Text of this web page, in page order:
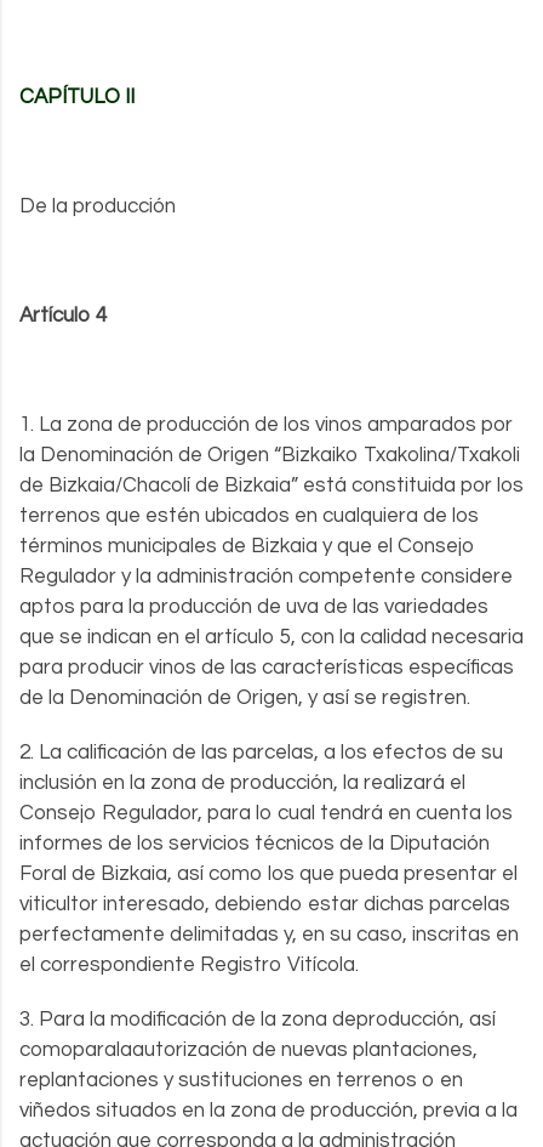
CAPÍTULO II
De la producción
Artículo 4
1. La zona de producción de los vinos amparados por
la Denominación de Origen “Bizkaiko Txakolina/Txakoli
de Bizkaia/Chacolí de Bizkaia” está constituida por los
terrenos que estén ubicados en cualquiera de los
términos municipales de Bizkaia y que el Consejo
Regulador y la administración competente considere
aptos para la producción de uva de las variedades
que se indican en el artículo 5, con la calidad necesaria
para producir vinos de las características específicas
de la Denominación de Origen, y así se registren.
2. La calificación de las parcelas, a los efectos de su
inclusión en la zona de producción, la realizará el
Consejo Regulador, para lo cual tendrá en cuenta los
informes de los servicios técnicos de la Diputación
Foral de Bizkaia, así como los que pueda presentar el
viticultor interesado, debiendo estar dichas parcelas
perfectamente delimitadas y, en su caso, inscritas en
el correspondiente Registro Vitícola.
3. Para la modificación de la zona deproducción, así
comoparalaautorización de nuevas plantaciones,
replantaciones y sustituciones en terrenos o en
viñedos situados en la zona de producción, previa a la
actuación que corresponda a la administración